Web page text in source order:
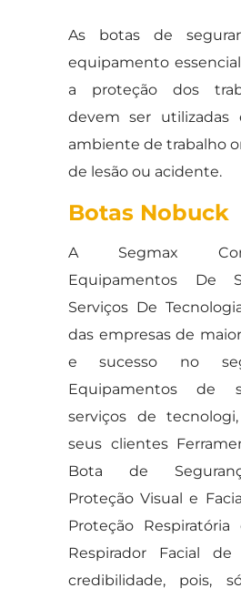
As botas de
equipamento
a proteção dos
devem ser utilizadas
ambiente de trabalho
de lesão ou acidente.
Botas Nobuck
A Segmax
Equipamentos De
Serviços De
das empresas de
e sucesso no
Equipamentos de
serviços de
seus clientes
Bota de
Proteção Visual e
Proteção
Respirador Facial
credibilidade, pois,